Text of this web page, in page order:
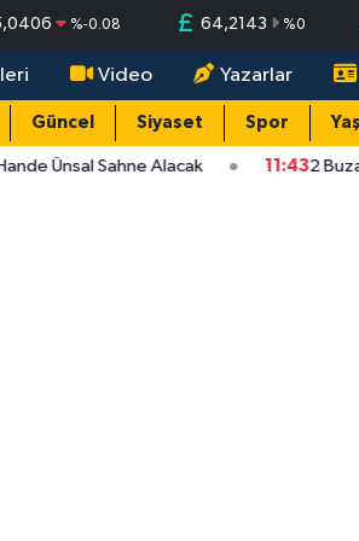
%-0.08 64,2143 %0
Video Yazarlar
Güncel Siyaset Spor
Ünsal Sahne Alacak 11:432